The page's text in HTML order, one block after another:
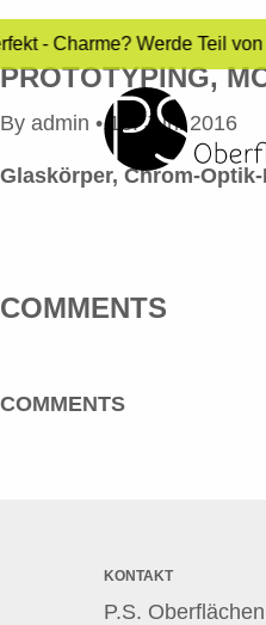
Charme? Werde Teil
PROTOTYPING,
By admin •13. Juni 2016
Glaskörper, Chrom-
COMMENTS
COMMENTS
KONTAKT
P.S.